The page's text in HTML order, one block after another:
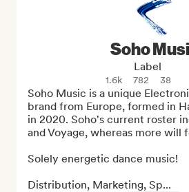
Soho
Label
1.6k 782 38
Soho Music is a unique
brand from Europe, formed in
in 2020. Soho's current roster
and Voyage, whereas more will
Solely energetic dance music!
Distribution, Marketing, Sp...